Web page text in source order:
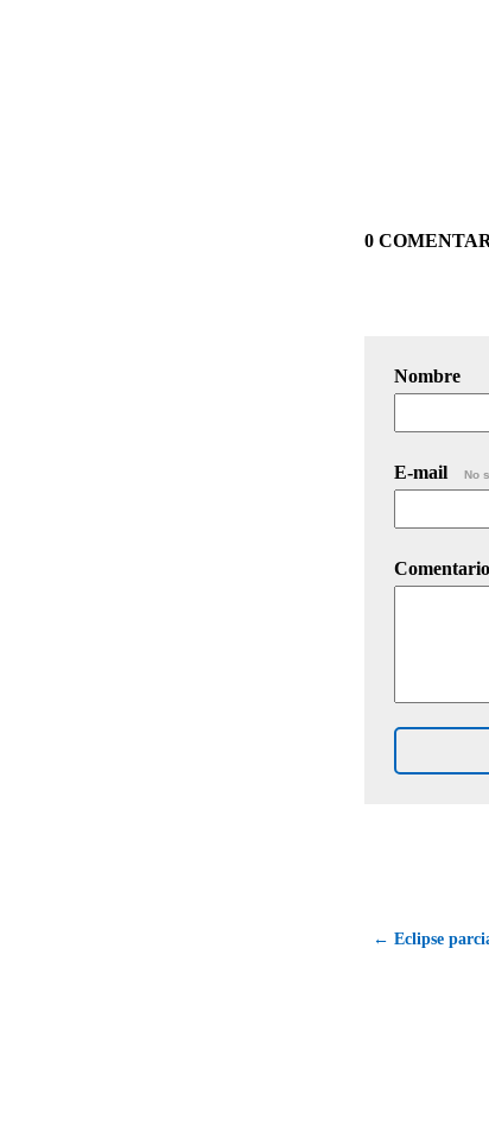
0
Nombre
E-mail No
Comentario
← Eclipse